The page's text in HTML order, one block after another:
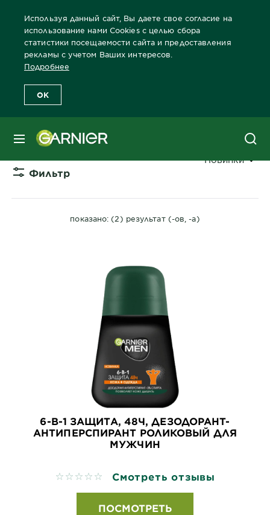
Используя данный сайт, Вы даете свое согласие на
использование нами Cookies с целью сбора
статистики посещаемости сайта и предоставления
рекламы с учетом Ваших интересов.
Подробнее
OK
МЕНЮ
Главная Дезодоранты
ЗАЩИТА 6 ДЛЯ МУЖЧИН
Фильтр
Сортировать
Новинки
показано: (2) результат (-ов, -а)
6-В-1 ЗАЩИТА, 48Ч, ДЕЗОДОРАНТ-
АНТИПЕРСПИРАНТ РОЛИКОВЫЙ ДЛЯ
МУЖЧИН
No reviews Смотреть отзывы
ПОСМОТРЕТЬ